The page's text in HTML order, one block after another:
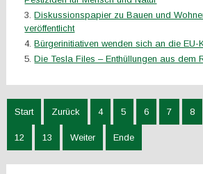
Diskussionspapier zu Bauen und
veröffentlicht
Bürgerinitiativen wenden sich an die EU-
Die Tesla Files – Enthüllungen aus dem
Start Zurück 4 5 6 7 8
12 13 Weiter Ende